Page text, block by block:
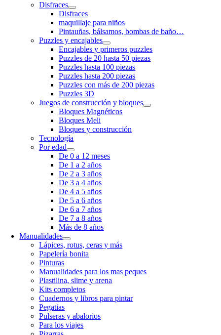
Disfraces
Disfraces
maquillaje para niños
Pintauñas, bálsamos, bombas de baño…
Puzzles y encajables
Encajables y primeros puzzles
Puzzles de 20 hasta 50 piezas
Puzzles hasta 100 piezas
Puzzles hasta 200 piezas
Puzzles con más de 200 piezas
Puzzles 3D
Juegos de construcción y bloques
Bloques Magnéticos
Bloques Meli
Bloques y construcción
Tecnología
Por edad
De 0 a 12 meses
De 1 a 2 años
De 2 a 3 años
De 3 a 4 años
De 4 a 5 años
De 5 a 6 años
De 6 a 7 años
De 7 a 8 años
Más de 8 años
Manualidades
Lápices, rotus, ceras y más
Papelería bonita
Pinturas
Manualidades para los mas peques
Plastilina, slime y arena
Kits completos
Cuadernos y libros para pintar
Pegatias
Pulseras y abalorios
Para los viajes